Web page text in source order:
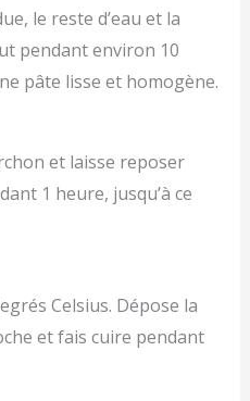
le reste d’eau et la
pendant environ 10
pâte lisse et homogène.
et laisse reposer
1 heure, jusqu’à ce
Celsius. Dépose la
et fais cuire pendant